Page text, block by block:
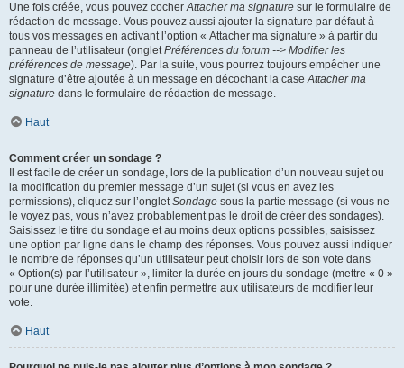
Une fois créée, vous pouvez cocherAttacher ma signature sur le formulaire de
rédaction de message. Vous pouvez aussi ajouter la signature par défaut à
tous vos messages en activant l’option « Attacher ma signature » à partir du
panneau de l’utilisateur (ongletPréférences du forum --> Modifier les
préférences de message). Par la suite, vous pourrez toujours empêcher une
signature d’être ajoutée à un message en décochant la caseAttacher ma
signature dans le formulaire de rédaction de message.
Haut
Comment créer un sondage ?
Il est facile de créer un sondage, lors de la publication d’un nouveau sujet ou
la modification du premier message d’un sujet (si vous en avez les
permissions), cliquez sur l’ongletSondage sous la partie message (si vous ne
le voyez pas, vous n’avez probablement pas le droit de créer des sondages).
Saisissez le titre du sondage et au moins deux options possibles, saisissez
une option par ligne dans le champ des réponses. Vous pouvez aussi indiquer
le nombre de réponses qu’un utilisateur peut choisir lors de son vote dans
« Option(s) par l’utilisateur », limiter la durée en jours du sondage (mettre « 0 »
pour une durée illimitée) et enfin permettre aux utilisateurs de modifier leur
vote.
Haut